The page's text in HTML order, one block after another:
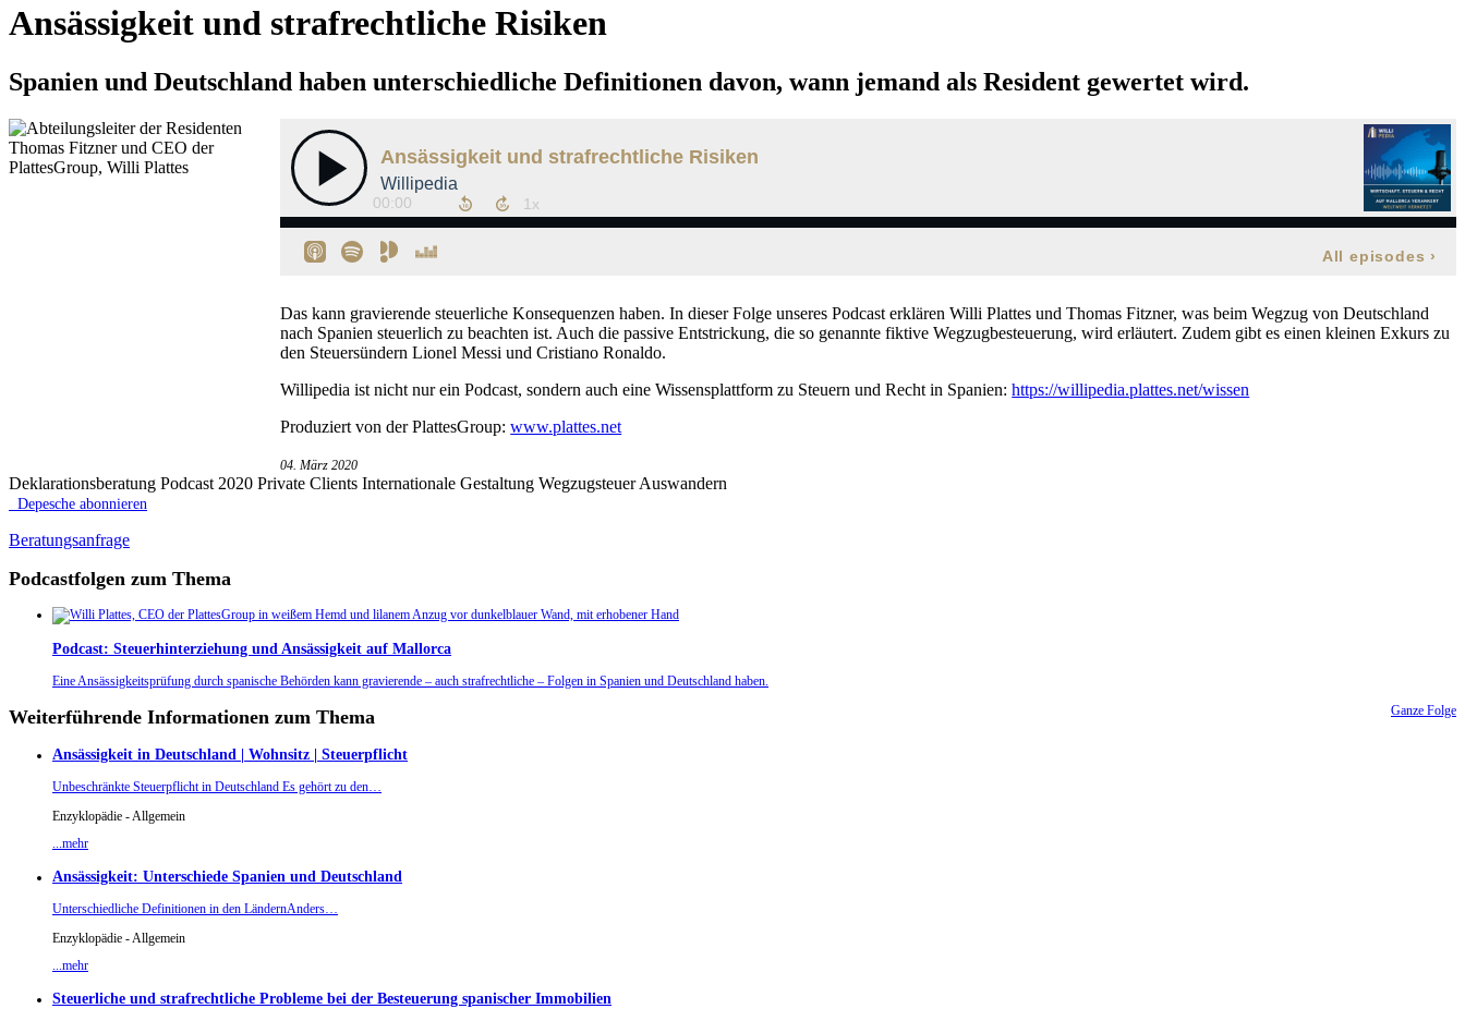
Ansässigkeit und strafrechtliche Risiken
Spanien und Deutschland haben unterschiedliche Definitionen davon, wann jemand als Resident gewertet wird.
Das kann gravierende steuerliche Konsequenzen haben. In dieser Folge unseres Podcast erklären Willi Plattes und Thomas Fitzner, was beim Wegzug von Deutschland
nach Spanien steuerlich zu beachten ist. Auch die passive Entstrickung, die so genannte fiktive Wegzugbesteuerung, wird erläutert. Zudem gibt es einen kleinen Exkurs zu
den Steuersündern Lionel Messi und Cristiano Ronaldo.
Willipedia ist nicht nur ein Podcast, sondern auch eine Wissensplattform zu Steuern und Recht in Spanien:https://willipedia.plattes.net/wissen
Produziert von der PlattesGroup:www.plattes.net
04. März 2020
Deklarationsberatung Podcast 2020 Private Clients Internationale Gestaltung Wegzugsteuer Auswandern
Depesche abonnieren
Beratungsanfrage
Podcastfolgen zum Thema
Podcast: Steuerhinterziehung und Ansässigkeit auf Mallorca
Eine Ansässigkeitsprüfung durch spanische Behörden kann gravierende – auch strafrechtliche – Folgen in Spanien und Deutschland haben.
Ganze Folge
Weiterführende Informationen zum Thema
Ansässigkeit in Deutschland | Wohnsitz | Steuerpflicht
Unbeschränkte Steuerpflicht in Deutschland Es gehört zu den…
Enzyklopädie - Allgemein
...mehr
Ansässigkeit: Unterschiede Spanien und Deutschland
Unterschiedliche Definitionen in den LändernAnders…
Enzyklopädie - Allgemein
...mehr
Steuerliche und strafrechtliche Probleme bei der Besteuerung spanischer Immobilien